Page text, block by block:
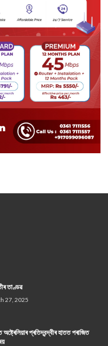
তাণ্ডৱ
27, 2025
প্ৰতিদ্বন্দ্বীৰ হাতত পৰাজিত